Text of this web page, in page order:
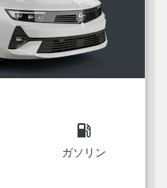
local_gas_station
ガソリン